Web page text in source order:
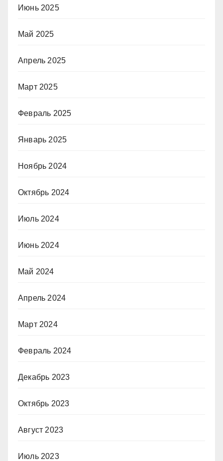
Июнь 2025
Май 2025
Апрель 2025
Март 2025
Февраль 2025
Январь 2025
Ноябрь 2024
Октябрь 2024
Июль 2024
Июнь 2024
Май 2024
Апрель 2024
Март 2024
Февраль 2024
Декабрь 2023
Октябрь 2023
Август 2023
Июль 2023